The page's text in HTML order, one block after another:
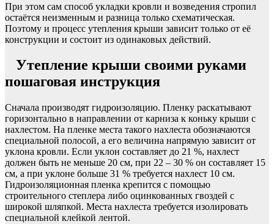
При этом сам способ укладки кровли и возведения стропил
остаётся неизменным и разница только схематическая.
Поэтому и процесс утепления крыши зависит только от её
конструкции и состоит из одинаковых действий.
Утепление крыши своими руками
пошаговая инструкция
Сначала производят гидроизоляцию. Пленку раскатывают
горизонтально в направлении от карниза к коньку крыши с
нахлестом. На пленке места такого нахлеста обозначаются
специальной полосой, а его величина напрямую зависит от
уклона кровли. Если уклон составляет до 21 %, нахлест
должен быть не меньше 20 см, при 22 – 30 % он составляет 15
см, а при уклоне больше 31 % требуется нахлест 10 см.
Гидроизоляционная пленка крепится с помощью
строительного степлера либо оцинкованных гвоздей с
широкой шляпкой. Места нахлеста требуется изолировать
специальной клейкой лентой.